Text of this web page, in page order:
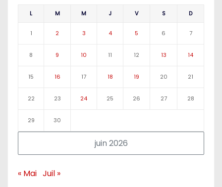
juin 2026
L M M J V S D
1 2 3 4 5 6 7
8 9 10 11 12 13 14
15 16 17 18 19 20 21
22 23 24 25 26 27 28
29 30
« Mai Juil »